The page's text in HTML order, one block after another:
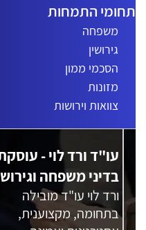
התמחות
משפחה
גירושין
הסכמי ממון
מזונות
צוואות וירושות
עו"ד ורד לוי - עוסקת
בדיני משפחה וגירושין.
ורד לוי עו"ד מובילה
בתחומה, מקצוענית,